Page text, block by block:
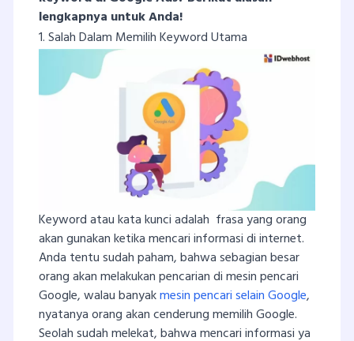
lengkapnya untuk Anda!
1. Salah Dalam Memilih Keyword Utama
Keyword atau kata kunci adalah frasa yang orang
akan gunakan ketika mencari informasi di internet.
Anda tentu sudah paham, bahwa sebagian besar
orang akan melakukan pencarian di mesin pencari
Google, walau banyakmesin pencari selain Google,
nyatanya orang akan cenderung memilih Google.
Seolah sudah melekat, bahwa mencari informasi ya